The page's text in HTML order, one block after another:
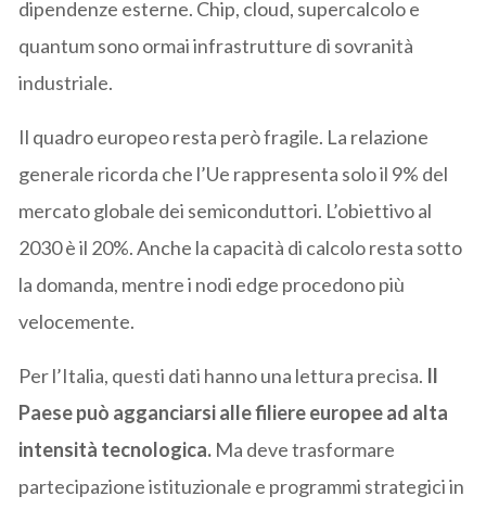
dipendenze esterne. Chip, cloud, supercalcolo e
quantum sono ormai infrastrutture di sovranità
industriale.
Il quadro europeo resta però fragile. La relazione
generale ricorda che l’Ue rappresenta solo il 9% del
mercato globale dei semiconduttori. L’obiettivo al
2030 è il 20%. Anche la capacità di calcolo resta sotto
la domanda, mentre i nodi edge procedono più
velocemente.
Per l’Italia, questi dati hanno una lettura precisa. Il
Paese può agganciarsi alle filiere europee ad alta
intensità tecnologica. Ma deve trasformare
partecipazione istituzionale e programmi strategici in